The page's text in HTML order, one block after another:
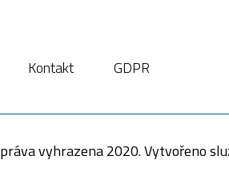
Kontakt GDPR
vyhrazena 2020. Vytvořeno